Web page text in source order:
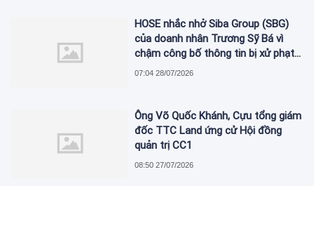
HOSE nhắc nhở Siba Group (SBG)
của doanh nhân Trương Sỹ Bá vì
chậm công bố thông tin bị xử phạt
thuế
07:04 28/07/2026
Ông Võ Quốc Khánh, Cựu tổng giám
đốc TTC Land ứng cử Hội đồng
quản trị CC1
08:50 27/07/2026